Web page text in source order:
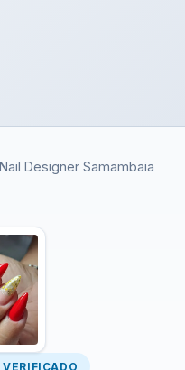
Designer Samambaia
VERIFICADO